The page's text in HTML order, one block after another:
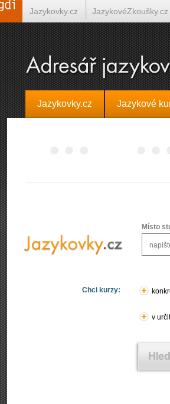
Jazykovky.cz Jazykové
Místo
Chci kurzy:
v
Jazykovky.cz JazykovéZkoušky.cz
Španělština on-line Italština on-